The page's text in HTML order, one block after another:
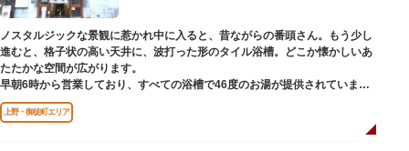
ノスタルジックな景観に惹かれ中に入ると、昔ながらの番頭さん。もう少し
進むと、格子状の高い天井に、波打った形のタイル浴槽。どこか懐かしいあ
たたかな空間が広がります。
早朝6時から営業しており、すべての浴槽で46度のお湯が提供されていま
す。常連の方々を魅了するのは早朝のこの少し熱めの温度のお湯と昔ながら
の懐かしさでしょうか。
店頭の屋根瓦や格子型天井等も昭和から引き継がれてきている歴史あるもの
上野・御徒町エリア